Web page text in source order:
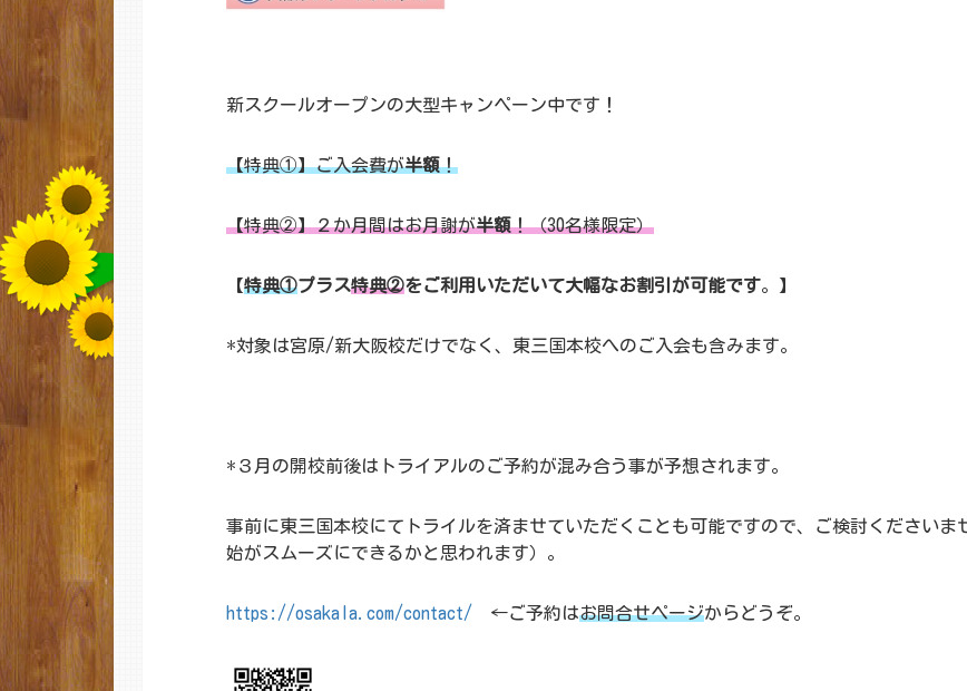
新スクールオープンの大型キャンペーン中です！
【特典①】ご入会費が半額！
【特典②】２か月間はお月謝が半額！（30名様限定）
【特典①プラス特典②をご利用いただいて大幅なお割引が可能です。】
*対象は宮原/新大阪校だけでなく、東三国本校へのご入会も含みます。
*３月の開校前後はトライアルのご予約が混み合う事が予想されます。
事前に東三国本校にてトライルを済ませていただくことも可能ですので、ご検討くださいま
始がスムーズにできるかと思われます）。
https://osakala.com/contact/ ←ご予約はお問合せページからどうぞ。